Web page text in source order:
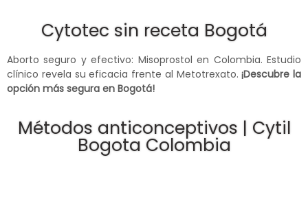
Cytotec sin receta Bogotá
Aborto seguro y efectivo: Misoprostol en Colombia. Estudio
clínico revela su eficacia frente al Metotrexato.¡Descubre la
opción más segura en Bogotá!
Métodos anticonceptivos | Cytil
Bogota Colombia